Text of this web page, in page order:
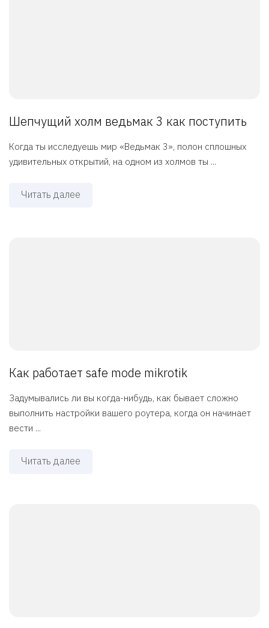
Шепчущий холм ведьмак 3 как поступить
Когда ты исследуешь мир «Ведьмак 3», полон сплошных
удивительных открытий, на одном из холмов ты ...
Читать далее
Как работает safe mode mikrotik
Задумывались ли вы когда-нибудь, как бывает сложно
выполнить настройки вашего роутера, когда он начинает
вести ...
Читать далее